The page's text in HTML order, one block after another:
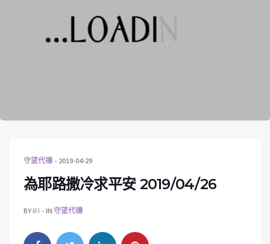
守望代禱 2019-04-29
為耶路撒冷求平安 2019/04/26
BYIFI IN 守望代禱